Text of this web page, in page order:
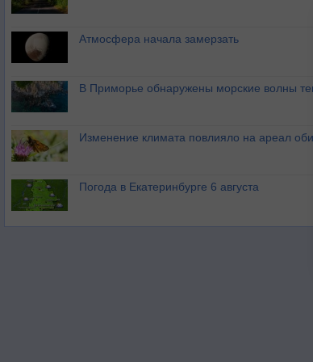
Атмосфера начала замерзать
В Приморье обнаружены морские волны
Изменение климата повлияло на ареал
Погода в Екатеринбурге 6 августа